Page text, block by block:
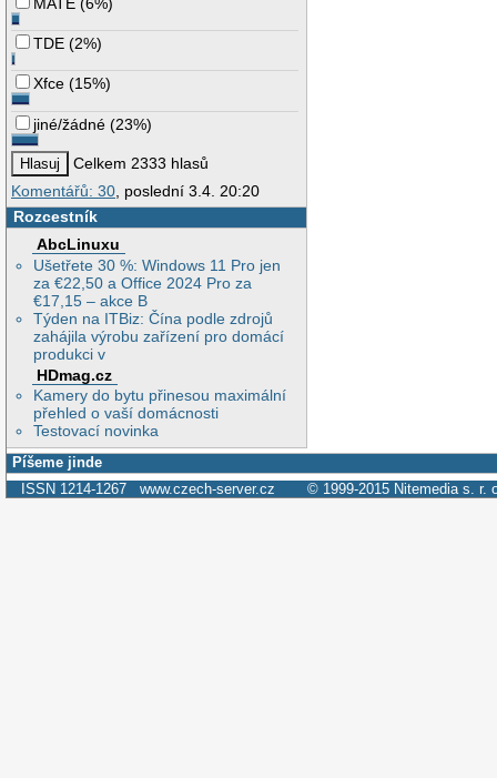
TDE (2%)
Xfce (15%)
jiné/žádné (23%)
Celkem 2333 hlasů
Komentářů: 30, poslední 3.4. 20:20
Rozcestník
AbcLinuxu
Ušetřete 30 %: Windows 11 Pro jen
za €22,50 a Office 2024 Pro za
€17,15 – akce B
Týden na ITBiz: Čína podle zdrojů
zahájila výrobu zařízení pro domácí
produkci v
HDmag.cz
Kamery do bytu přinesou maximální
přehled o vaší domácnosti
Testovací novinka
Píšeme jinde
ISSN 1214-1267 www.czech-server.cz © 1999-2015 Nitemedia s. r.